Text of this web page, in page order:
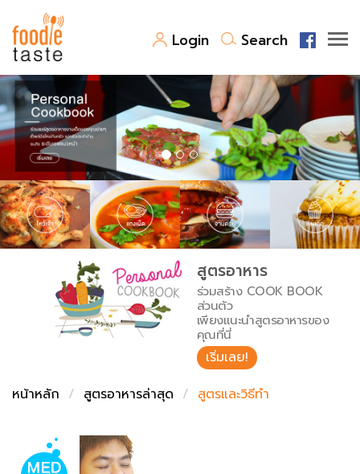
Login Search
สูตรอาหาร
สูตรอาหารล่าสุด
Top Foodie
พาไปชิม
สารพันก้นครัว
เคล็ดลับน่ารู้
เปรียบเทียบหน่วยการตวง
เปรียบเทียบอุณหภูมิ
เปรียบเทียบน้ำหนักวัตถุดิบ
FoodPedia
สร้าง Cookbook
สูตรอาหาร
ร่วมสร้าง COOK BOOK
ส่วนตัว
เพียงแนะนำสูตรอาหารของ
คุณที่นี่
เริ่มเลย!
หน้าหลัก
สูตรอาหารล่าสุด สูตรและวิธีทำ